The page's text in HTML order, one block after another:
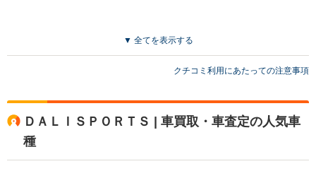
▼ 全てを表示する
クチコミ利用にあたっての注意事項
ＤＡＬＩＳＰＯＲＴＳ | 車買取・車査定の人気車
種